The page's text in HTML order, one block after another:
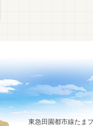
東急田園都市線たま